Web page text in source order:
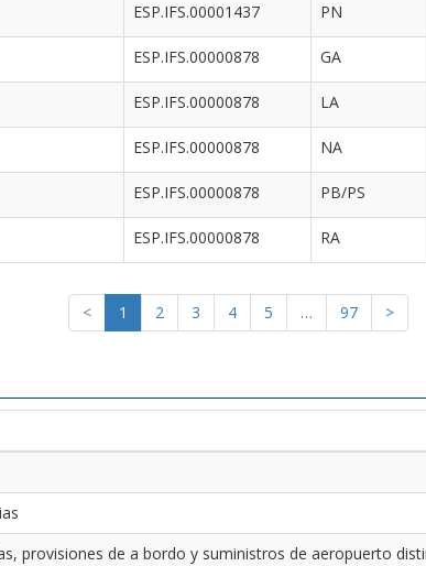
ESP.IFS.00001437 PN
ESP.IFS.00000878 GA
ESP.IFS.00000878 LA
ESP.IFS.00000878 NA
ESP.IFS.00000878 PB/PS
ESP.IFS.00000878 RA
< 1 2 3 4 5 … 97 >
provisiones de a bordo y suministros de aeropuerto